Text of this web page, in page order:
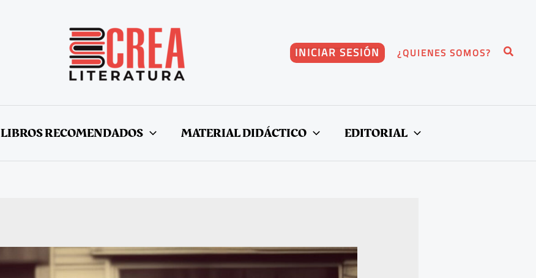
INICIAR SESIÓN ¿QUIENES SOMOS? Buscar
LIBROS RECOMENDADOS MATERIAL DIDÁCTICO EDITORIAL